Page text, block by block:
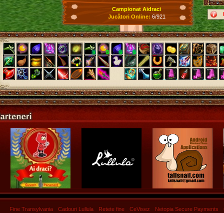
Campionat Aidraci
Jucători Online: 6/921
Fine Transylvania Cadouri Lullula Retete fine CeVisez Netopia Secure Payments